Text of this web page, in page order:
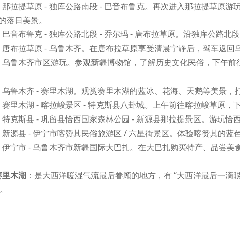
那拉提草原- 独库公路南段 - 巴音布鲁克。再次进入那拉提草原
落日美景。
巴音布鲁克- 独库公路北段 - 乔尔玛 - 唐布拉草原。沿独库公路北
唐布拉草原- 乌鲁木齐。在唐布拉草原享受清晨宁静后，驾车返回
乌鲁木齐市区游玩。参观新疆博物馆，了解历史文化民俗，下午前
乌鲁木齐 - 赛里木湖。观赏赛里木湖的蓝冰、花海、天鹅等美景，
赛里木湖 - 喀拉峻景区 - 特克斯县八卦城。上午前往喀拉峻草原，
特克斯县- 巩留县恰西国家森林公园 - 新源县那拉提景区。游玩恰
新源县- 伊宁市喀赞其民俗旅游区 / 六星街景区。体验喀赞其的蓝
伊宁市- 乌鲁木齐市新疆国际大巴扎。在大巴扎购买特产、品尝美
里木湖 ：是大西洋暖湿气流最后眷顾的地方，有“大西洋最后一滴